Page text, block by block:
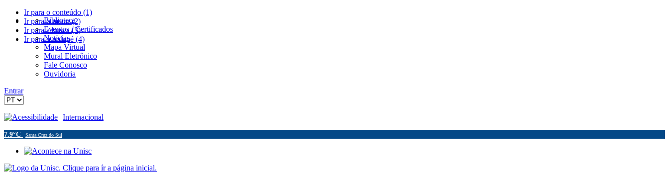
Ir para o conteúdo (1)
Ir para o menu (2)
Ir para a busca (3)
Ir para o rodapé (4)
Biblioteca
Eventos / Certificados
Notícias
Mapa Virtual
Mural Eletrônico
Fale Conosco
Ouvidoria
Entrar
Acessibilidade Internacional
7.9°C Santa Cruz do Sul